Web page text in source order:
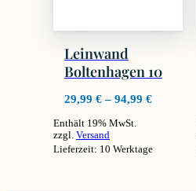
Leinwand
Boltenhagen 10
29,99 € – 94,99 €
Enthält 19% MwSt.
zzgl. Versand
Lieferzeit: 10 Werktage